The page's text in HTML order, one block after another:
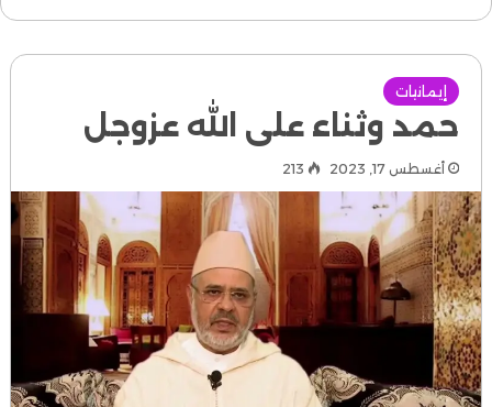
إيمانيات
حمد وثناء على الله عزوجل
أغسطس 17, 2023 213